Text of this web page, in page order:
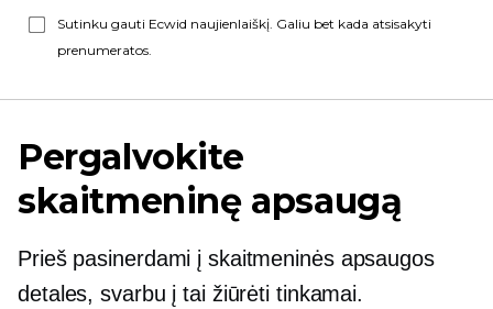
Sutinku gauti Ecwid naujienlaiškį. Galiu bet kada atsisakyti
prenumeratos.
Pergalvokite
skaitmeninę apsaugą
Prieš pasinerdami į skaitmeninės apsaugos
detales, svarbu į tai žiūrėti tinkamai.